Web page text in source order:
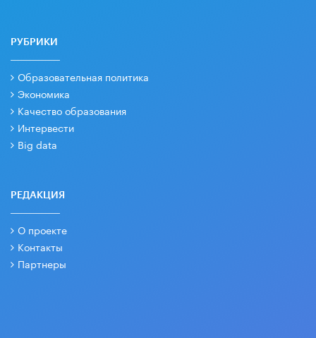
РУБРИКИ
Образовательная политика
Экономика
Качество образования
Интервести
Big data
РЕДАКЦИЯ
О проекте
Контакты
Партнеры